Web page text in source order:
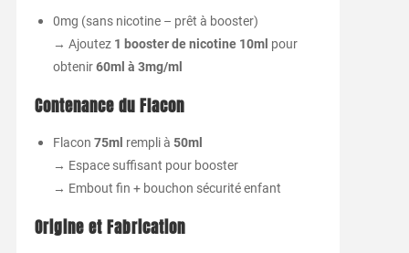
0mg (sans nicotine – prêt à booster)
→ Ajoutez 1 booster de nicotine 10ml pour
obtenir60ml à 3mg/ml
Contenance du Flacon
Flacon 75ml rempli à 50ml
→ Espace suffisant pour booster
→ Embout fin + bouchon sécurité enfant
Origine et Fabrication